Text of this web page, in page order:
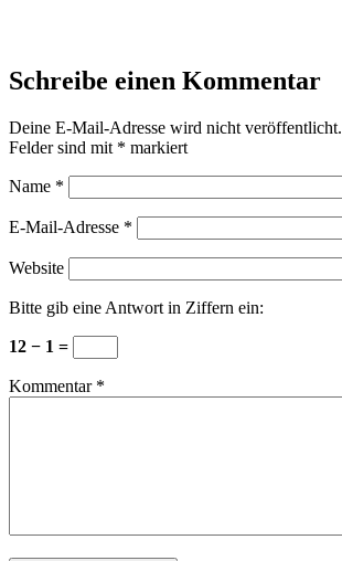
Schreibe einen Kommentar
Deine E-Mail-Adresse wird nicht veröffentlicht.
Felder sind mit * markiert
Name *
E-Mail-Adresse *
Website
Bitte gib eine Antwort in Ziffern ein:
12 − 1 =
Kommentar *